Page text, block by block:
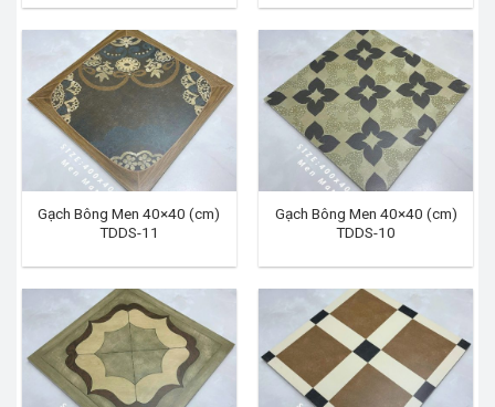
Gạch Bông Men 40×40 (cm)
TDDS-11
Gạch Bông Men 40×40 (cm)
TDDS-10